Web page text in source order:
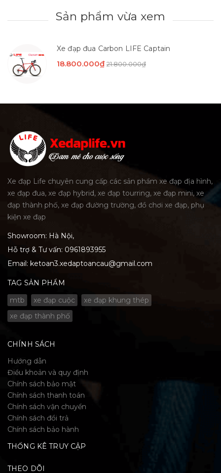
Sản phẩm vừa xem
Xe đạp đua Carbon LIFE Captain
18.800.000₫ 21.800.000₫
Xe đạp Life chuyên cung cấp các sản phẩm xe đạp địa hình,
xe đạp đua, xe đạp hybrid, xe đạp tourring, xe đạp mini, xe
đạp thành phố, xe đạp đường trường, đồ chơi xe đạp, phụ
kiện xe đạp
Showroom: Hà Nội,
Hỗ trợ & Tư vấn: 0961893955
Email: ketoan3.xedaptoancau@gmail.com
TAG SẢN PHẨM
mtb
xe đạp cuộc
xe đạp khung thép
xe đạp thành phố
CHÍNH SÁCH
Hướng dẫn
Điều khoản và quy định
Chính sách bảo mật
Chính sách thanh toán
Chính sách vận chuyển
Chính sách đổi trả
Chính sách bảo hành
THỐNG KÊ TRUY CẬP
THEO DÕI